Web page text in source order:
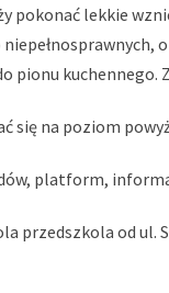
pokonać lekkie
pionu
się na poziom
platform,
przedszkola od